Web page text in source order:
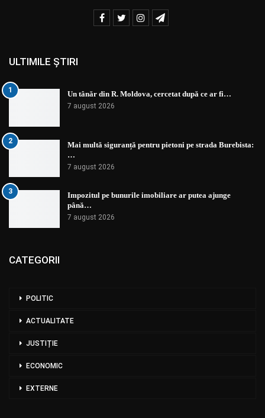
ULTIMILE ȘTIRI
1 Un tânăr din R. Moldova, cercetat după ce ar fi…
7 august 2026
2
Mai multă siguranță pentru pietoni pe strada Burebista:
…
7 august 2026
3
Impozitul pe bunurile imobiliare ar putea ajunge
până…
7 august 2026
CATEGORII
POLITIC
ACTUALITATE
JUSTIȚIE
ECONOMIC
EXTERNE